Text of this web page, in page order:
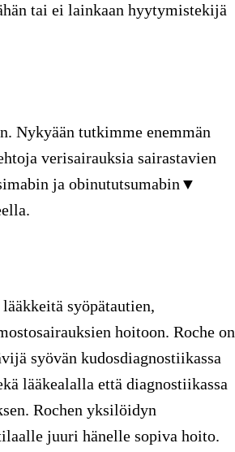
tai ei lainkaan hyytymistekijä
Nykyään tutkimme enemmän
verisairauksia sairastavien
ja obinututsumabin▼
syöpätautien,
hoitoon. Roche on
syövän kudosdiagnostiikassa
lääkealalla että diagnostiikassa
Rochen yksilöidyn
juuri hänelle sopiva hoito.